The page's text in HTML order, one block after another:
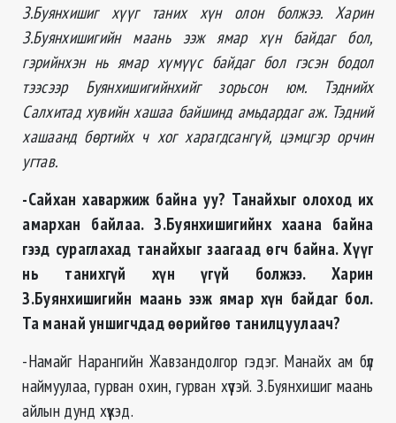
З.Буянхишиг хүүг таних хүн олон болжээ. Харин
З.Буянхишигийн маань ээж ямар хүн байдаг бол,
гэрийнхэн нь ямар хүмүүс байдаг бол гэсэн бодол
тээсээр Буянхишигийнхийг зорьсон юм. Тэднийх
Салхитад хувийн хашаа байшинд амьдардаг аж. Тэдний
хашаанд бөртийх ч хог харагдсангүй, цэмцгэр орчин
угтав.
-Сайхан хаваржиж байна уу? Танайхыг олоход их
амархан байлаа. З.Буянхишигийнх хаана байна
гээд сураглахад танайхыг заагаад өгч байна. Хүүг
нь танихгүй хүн үгүй болжээ. Харин
З.Буянхишигийн маань ээж ямар хүн байдаг бол.
Та манай уншигчдад өөрийгөө танилцуулаач?
-Намайг Нарангийн Жавзандолгор гэдэг. Манайх ам бүл
наймуулаа, гурван охин, гурван хүүтэй. З.Буянхишиг маань
айлын дунд хүүхэд.